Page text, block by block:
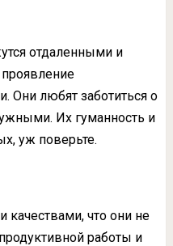
отдаленными и
Они любят заботиться о
Их гуманность и
уж поверьте.
качествами, что они не
работы и